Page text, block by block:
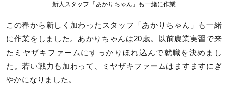
新人スタッフ「あかりちゃん」も一緒に作業
この春から新しく加わったスタッフ「あかりちゃん」も一緒
に作業をしました。あかりちゃんは20歳。以前農業実習で来
たミヤザキファームにすっかりほれ込んで就職を決めまし
た。若い戦力も加わって、ミヤザキファームはますますにぎ
やかになりました。